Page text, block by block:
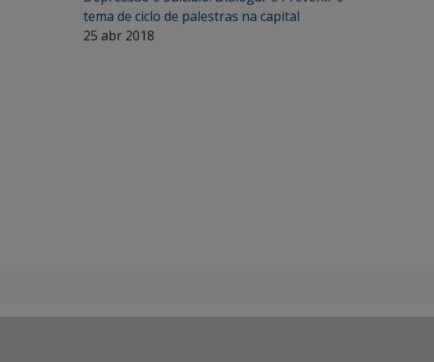
tema de ciclo de palestras na capital
25 abr 2018